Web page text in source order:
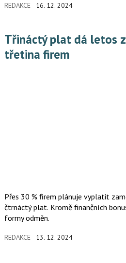
vůbec, i když pracují ve firmě delší čas.
REDAKCE 16. 12. 2024
Třináctý plat dá letos zaměstnancům
třetina firem
Přes 30 % firem plánuje vyplatit
čtrnáctý plat. Kromě finančních
formy odměn.
REDAKCE 13. 12. 2024